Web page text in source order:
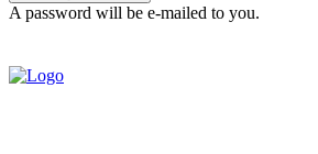
A password will be e-mailed to you.